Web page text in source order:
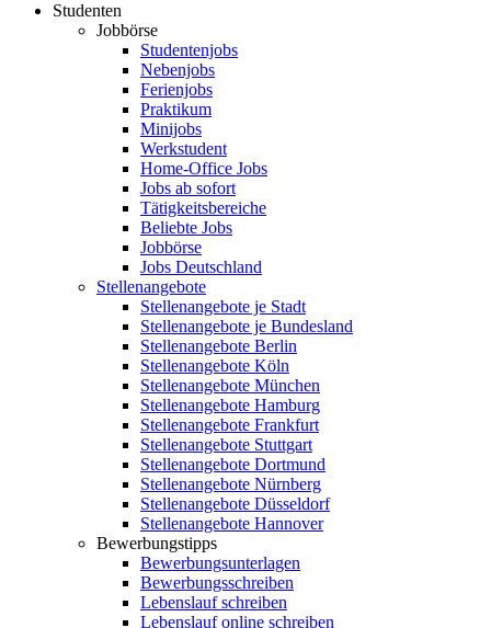
Studenten
Jobbörse
Studentenjobs
Nebenjobs
Ferienjobs
Praktikum
Minijobs
Werkstudent
Home-Office Jobs
Jobs ab sofort
Tätigkeitsbereiche
Beliebte Jobs
Jobbörse
Jobs Deutschland
Stellenangebote
Stellenangebote je Stadt
Stellenangebote je Bundesland
Stellenangebote Berlin
Stellenangebote Köln
Stellenangebote München
Stellenangebote Hamburg
Stellenangebote Frankfurt
Stellenangebote Stuttgart
Stellenangebote Dortmund
Stellenangebote Nürnberg
Stellenangebote Düsseldorf
Stellenangebote Hannover
Bewerbungstipps
Bewerbungsunterlagen
Bewerbungsschreiben
Lebenslauf schreiben
Lebenslauf online schreiben